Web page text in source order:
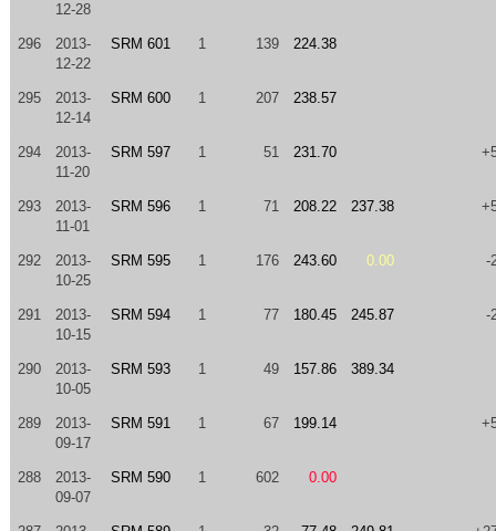
12-28
296
2013-
12-22
SRM 601 1 139 224.38
295
2013-
12-14
SRM 600 1 207 238.57
294
2013-
11-20
SRM 597 1 51 231.70
293
2013-
11-01
SRM 596 1 71 208.22 237.38
292
2013-
10-25
SRM 595 1 176 243.60 0.00 -
291
2013-
10-15
SRM 594 1 77 180.45 245.87 -
290
2013-
10-05
SRM 593 1 49 157.86 389.34
289
2013-
09-17
SRM 591 1 67 199.14
288
2013-
09-07
SRM 590 1 602 0.00